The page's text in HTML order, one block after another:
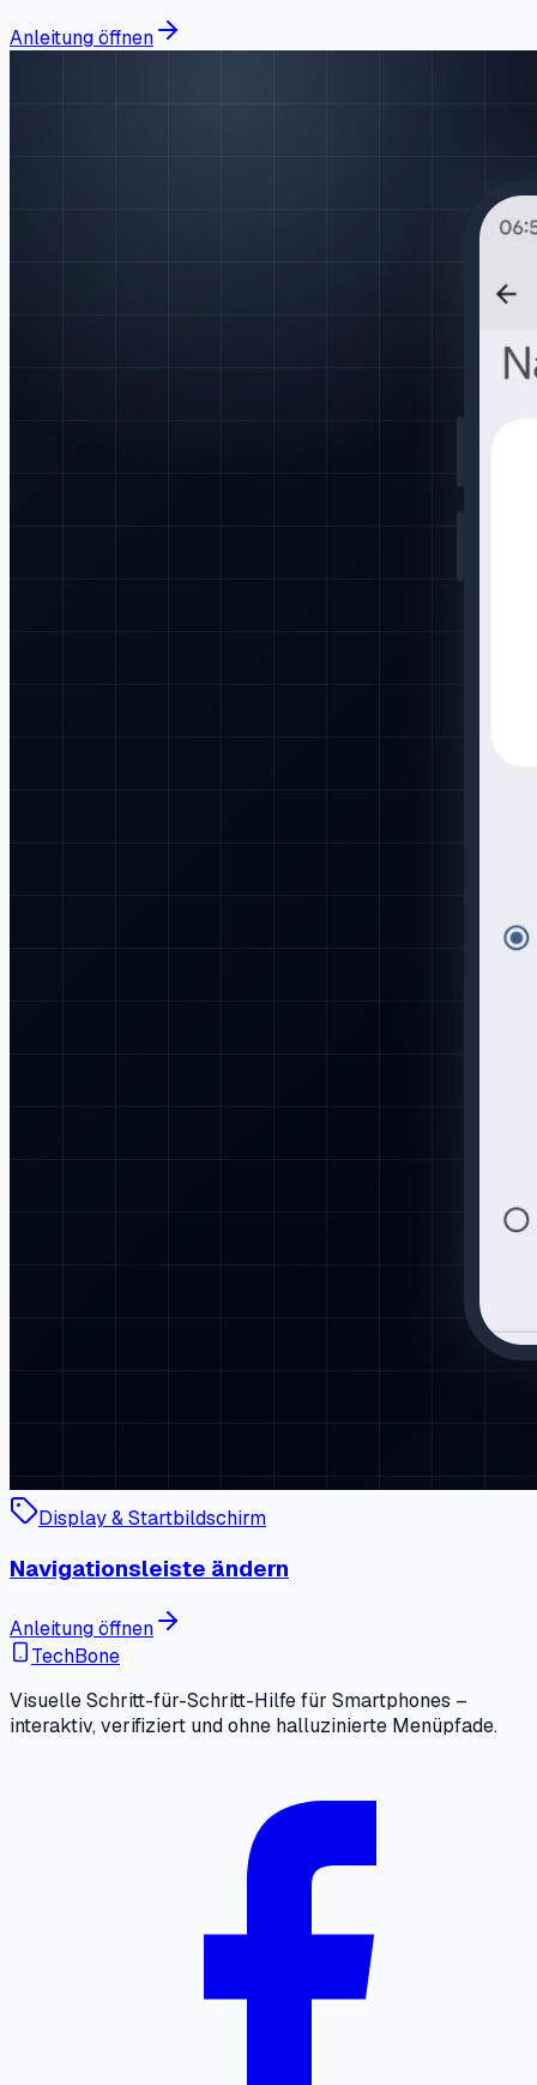
Anleitung öffnen
Display & Startbildschirm
Navigationsleiste ändern
Anleitung öffnen
TechBone
Visuelle Schritt-für-Schritt-Hilfe für Smartphones –
interaktiv, verifiziert und ohne halluzinierte Menüpfade.